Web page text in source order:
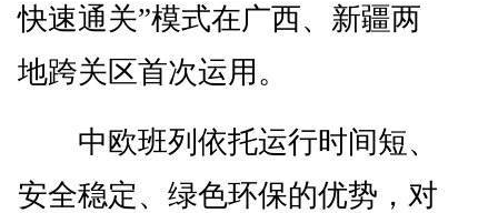
快速通关”模式在广西、新疆两
地跨关区首次运用。
中欧班列依托运行时间短、
安全稳定、绿色环保的优势，对